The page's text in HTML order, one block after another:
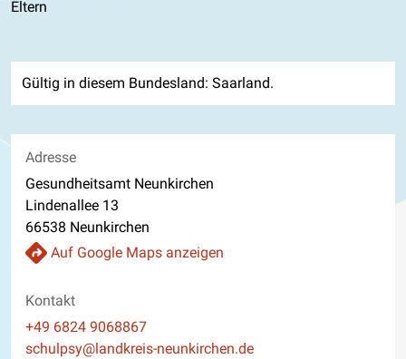
Eltern
Gültig in diesem Bundesland: Saarland.
Adresse
Gesundheitsamt Neunkirchen
Lindenallee 13
66538 Neunkirchen
Auf Google Maps anzeigen
Kontakt
Telefon
+49 6824 9068867
E-Mail
schulpsy@landkreis-neunkirchen.de